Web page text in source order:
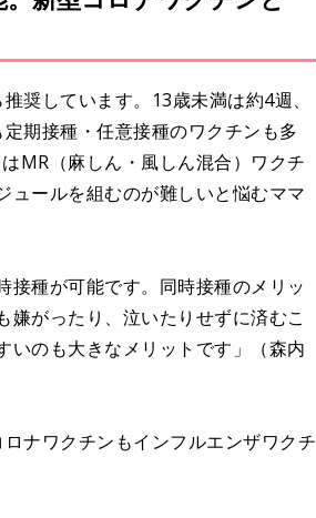
奨しています。13歳未満は約4週、
期接種・任意接種のワクチンも多
MR（麻しん・風しん混合）ワクチ
ュールを組むのが難しいと悩むママ
接種が可能です。同時接種のメリッ
嫌がったり、泣いたりせずに済むこ
いのも大きなメリットです」（森内
ナワクチンもインフルエンザワクチ